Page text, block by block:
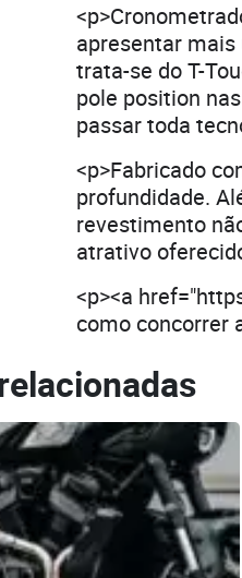
apresentar
trata-se do T-
pole position
passar toda
<p>Fabricado
profundidade.
revestimento
atrativo
<p><a
como concorrer